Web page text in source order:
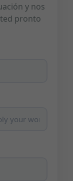
y nos
pronto